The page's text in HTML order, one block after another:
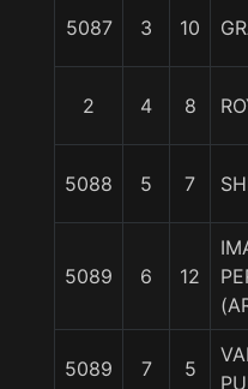
5087 3 10
2 4 8
5088 5 7
5089 6 12
5089 7 5